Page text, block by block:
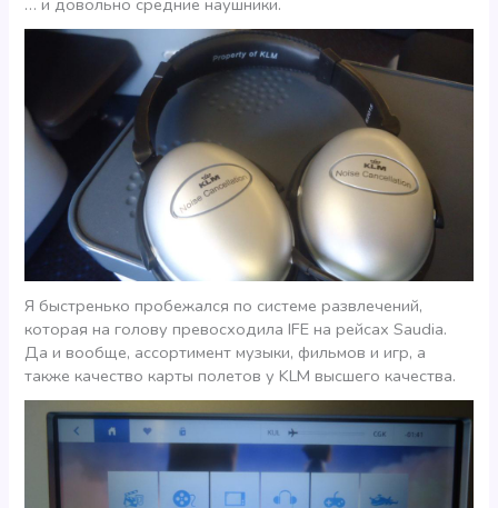
Я быстренько пробежался по системе развлечений,
которая на голову превосходила IFE на рейсах Saudia.
Да и вообще, ассортимент музыки, фильмов и игр, а
также качество карты полетов у KLM высшего качества.